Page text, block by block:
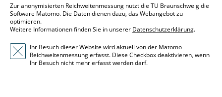
Zur anonymisierten Reichweitenmessung nutzt die TU Braunschweig die
Software Matomo. Die Daten dienen dazu, das Webangebot zu
optimieren.
Weitere Informationen finden Sie in unserer Datenschutzerklärung.
Ihr Besuch dieser Website wird aktuell von der Matomo
Reichweitenmessung erfasst. Diese Checkbox deaktivieren, wenn
Ihr Besuch nicht mehr erfasst werden darf.